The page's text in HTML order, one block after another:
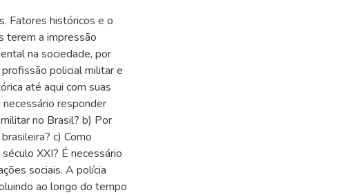
Fatores históricos e o
terem a impressão
na sociedade, por
policial militar e
até aqui com suas
responder
no Brasil? b) Por
c) Como
XXI? É necessário
sociais. A polícia
ao longo do tempo